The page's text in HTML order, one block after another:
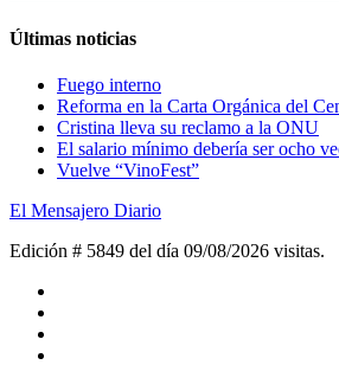
Últimas noticias
Fuego interno
Reforma en la Carta Orgánica del
Cristina lleva su reclamo a la ONU
El salario mínimo debería ser ocho
Vuelve “VinoFest”
El Mensajero Diario
Edición # 5849 del día 09/08/2026 visitas.